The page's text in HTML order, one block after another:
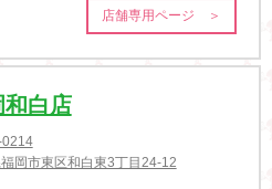
店舗専用ページ ＞
和白店
0214
岡市東区和白東3丁目24-12